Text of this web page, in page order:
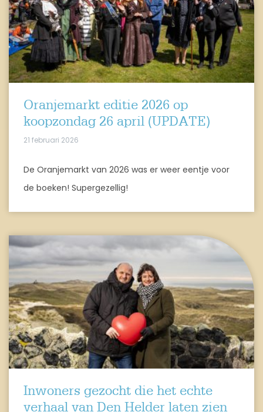
Oranjemarkt editie 2026 op
koopzondag 26 april (UPDATE)
21 februari 2026
De Oranjemarkt van 2026 was er weer eentje voor
de boeken! Supergezellig!
Inwoners gezocht die het echte
verhaal van Den Helder laten zien